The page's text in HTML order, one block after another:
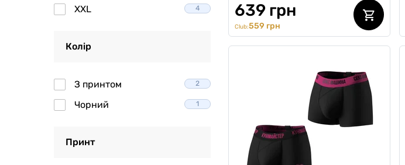
XXL 4
Колір
З принтом 2
Чорний 1
Принт
639 грн
Club:559 грн